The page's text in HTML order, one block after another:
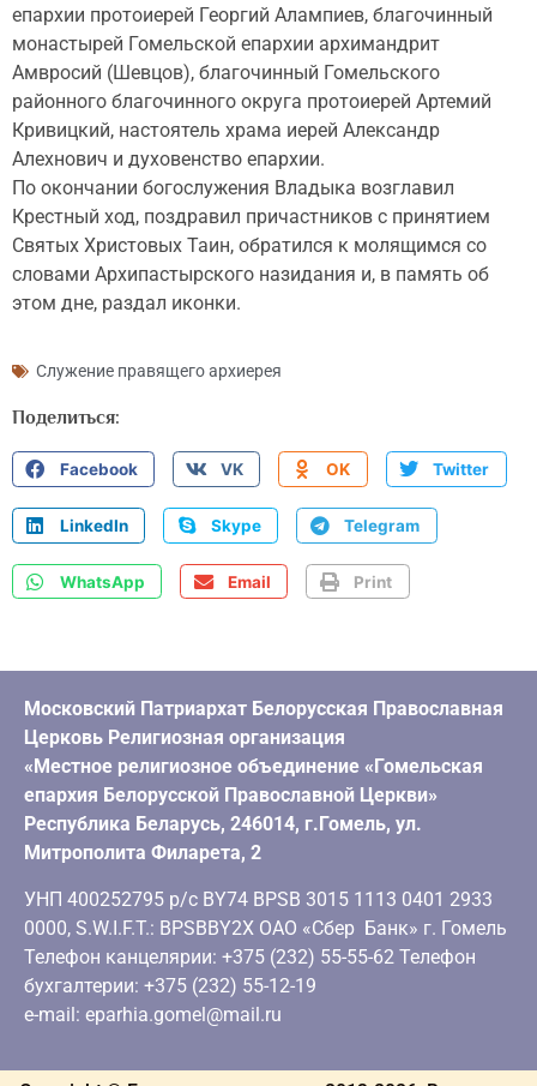
епархии протоиерей Георгий Алампиев, благочинный
монастырей Гомельской епархии архимандрит
Амвросий (Шевцов), благочинный Гомельского
районного благочинного округа протоиерей Артемий
Кривицкий, настоятель храма иерей Александр
Алехнович и духовенство епархии.
По окончании богослужения Владыка возглавил
Крестный ход, поздравил причастников с принятием
Святых Христовых Таин, обратился к молящимся со
словами Архипастырского назидания и, в память об
этом дне, раздал иконки.
Служение правящего архиерея
Поделиться:
Facebook VK OK Twitter
LinkedIn Skype Telegram
WhatsApp Email Print
Московский Патриархат Белорусская Православная
Церковь Религиозная организация
«Местное религиозное объединение «Гомельская
епархия Белорусской Православной Церкви»
Республика Беларусь, 246014, г.Гомель, ул.
Митрополита Филарета, 2
УНП 400252795 р/с BY74 BPSB 3015 1113 0401 2933
0000, S.W.I.F.T.: BPSBBY2X ОАО «Сбер Банк» г. Гомель
Телефон канцелярии: +375 (232) 55-55-62 Телефон
бухгалтерии: +375 (232) 55-12-19
e-mail: eparhia.gomel@mail.ru